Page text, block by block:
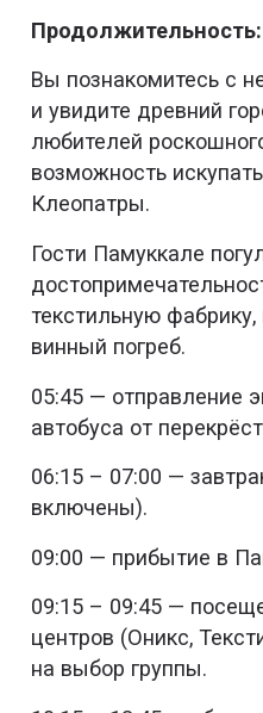
Продолжительность:
Вы познакомитесь с
и увидите древний
любителей
возможность
Клеопатры.
Гости Памуккале
текстильную фабрику,
винный погреб.
05:45 — отправление
автобуса от
06:15 – 07:00 —
включены).
09:00 — прибытие в
09:15 – 09:45 —
центров (Оникс,
на выбор группы.